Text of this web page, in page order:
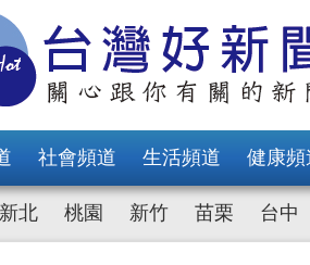
社會頻道 生活頻道 健康頻
新北 桃園 新竹 苗栗 台中